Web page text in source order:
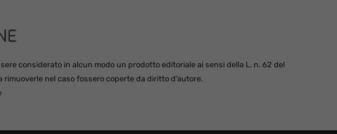
considerato in alcun modo un prodotto editoriale ai sensi della L. n. 62 del
nel caso fossero coperte da diritto d’autore.